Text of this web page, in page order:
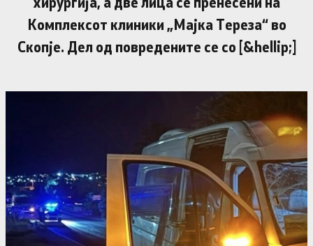
Комплексот клиники „Мајка Тереза“ во
Скопје. Дел од повредените се со [&hellip;]